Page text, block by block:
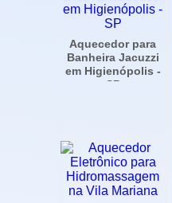
Aquecedor para
Banheira Jacuzzi
em Higienópolis -
SP